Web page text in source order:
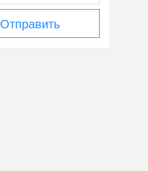
Отправить